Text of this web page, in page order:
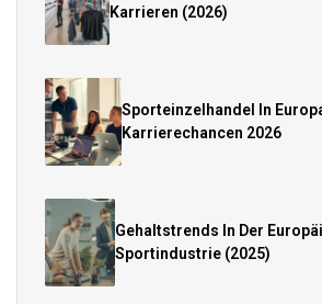
Karrieren (2026)
Sporteinzelhandel In
Karrierechancen 2026
Gehaltstrends In Der
Sportindustrie (2025)